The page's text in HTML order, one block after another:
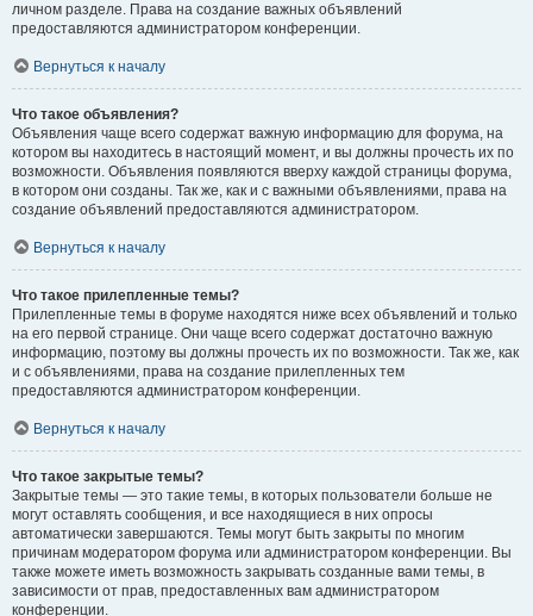
личном разделе. Права на создание важных объявлений
предоставляются администратором конференции.
Вернуться к началу
Что такое объявления?
Объявления чаще всего содержат важную информацию для форума, на
котором вы находитесь в настоящий момент, и вы должны прочесть их по
возможности. Объявления появляются вверху каждой страницы форума,
в котором они созданы. Так же, как и с важными объявлениями, права на
создание объявлений предоставляются администратором.
Вернуться к началу
Что такое прилепленные темы?
Прилепленные темы в форуме находятся ниже всех объявлений и только
на его первой странице. Они чаще всего содержат достаточно важную
информацию, поэтому вы должны прочесть их по возможности. Так же, как
и с объявлениями, права на создание прилепленных тем
предоставляются администратором конференции.
Вернуться к началу
Что такое закрытые темы?
Закрытые темы — это такие темы, в которых пользователи больше не
могут оставлять сообщения, и все находящиеся в них опросы
автоматически завершаются. Темы могут быть закрыты по многим
причинам модератором форума или администратором конференции. Вы
также можете иметь возможность закрывать созданные вами темы, в
зависимости от прав, предоставленных вам администратором
конференции.